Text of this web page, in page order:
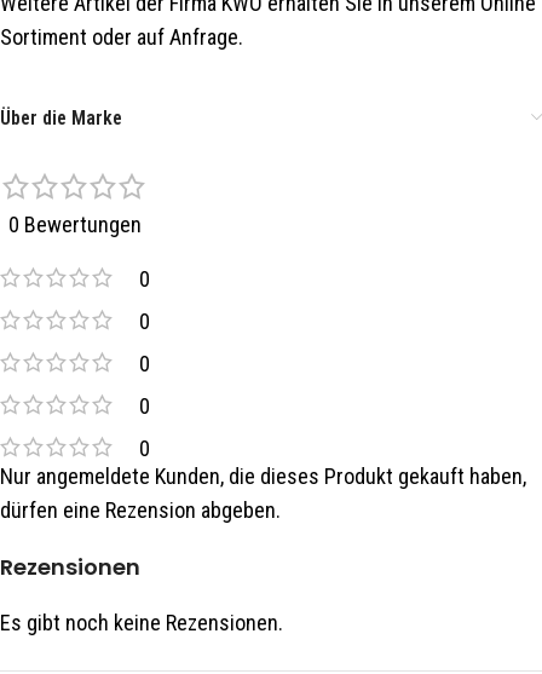
Sortiment oder auf Anfrage.
Über die Marke
0 Bewertungen
0
0
0
0
0
Rezensionen
Es gibt noch keine Rezensionen.
Nur angemeldete Kunden, die dieses Produkt gekauft haben,
dürfen eine Rezension abgeben.